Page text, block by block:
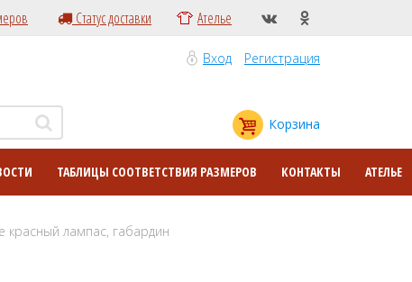
Статус доставки Ателье
Вход Регистрация
Корзина
ТАБЛИЦЫ СООТВЕТСТВИЯ РАЗМЕРОВ КОНТАКТЫ АТЕЛЬЕ
красный лампас, габардин